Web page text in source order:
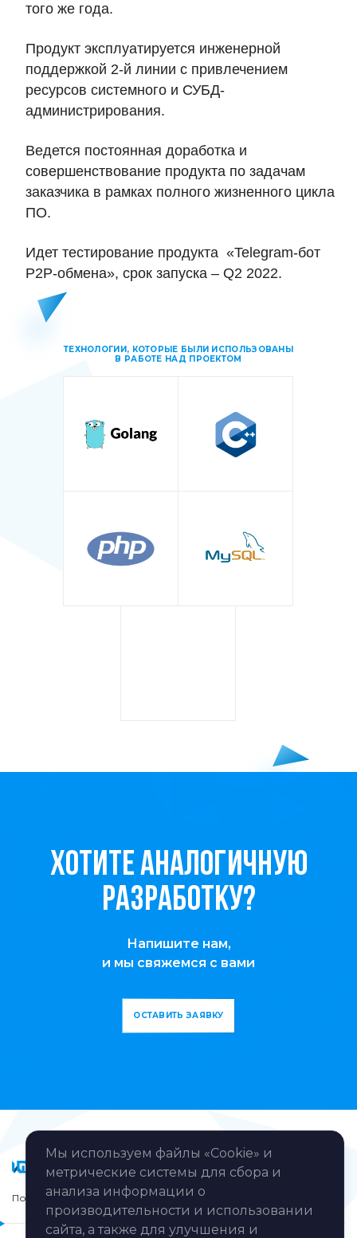
того же года.
Продукт эксплуатируется инженерной
поддержкой 2-й линии с привлечением
ресурсов системного и СУБД-
администрирования.
Ведется постоянная доработка и
совершенствование продукта по задачам
заказчика в рамках полного жизненного цикла
ПО.
Идет тестирование продукта «Telegram-бот
Р2Р-обмена», срок запуска – Q2 2022.
ТЕХНОЛОГИИ, КОТОРЫЕ БЫЛИ ИСПОЛЬЗОВАНЫ
В РАБОТЕ НАД ПРОЕКТОМ
Хотите аналогичную
разработку?
Напишите нам,
и мы свяжемся с вами
ОСТАВИТЬ ЗАЯВКУ
Политика обработки персональных данных
Мы используем файлы «Cookie» и
метрические системы для сбора и
анализа информации о
производительности и использовании
сайта, а также для улучшения и